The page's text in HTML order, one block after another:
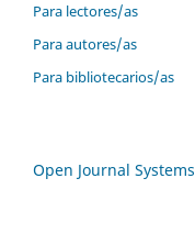
Para lectores/as
Para autores/as
Para bibliotecarios/as
Open Journal Systems